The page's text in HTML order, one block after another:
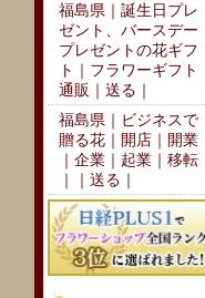
福島県｜誕生日プレ
ゼント、バースデー
プレゼントの花ギフ
ト｜フラワーギフト
通販｜送る｜
福島県｜ビジネスで
贈る花｜開店｜開業
｜企業｜起業｜移転
｜｜送る｜